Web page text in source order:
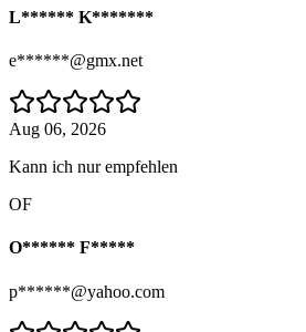
L****** K*******
e******@gmx.net
Aug 06, 2026
Kann ich nur empfehlen
OF
O****** F*****
p******@yahoo.com